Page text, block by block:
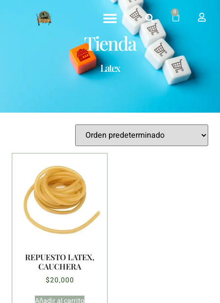
0
Tienda
Latex
REPUESTO LATEX,
CAUCHERA
$20,000
Añadir al carrito